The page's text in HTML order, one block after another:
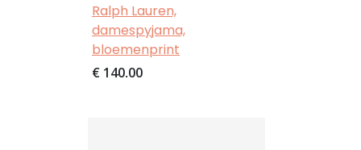
Ralph Lauren,
damespyjama,
bloemenprint
€ 140,00